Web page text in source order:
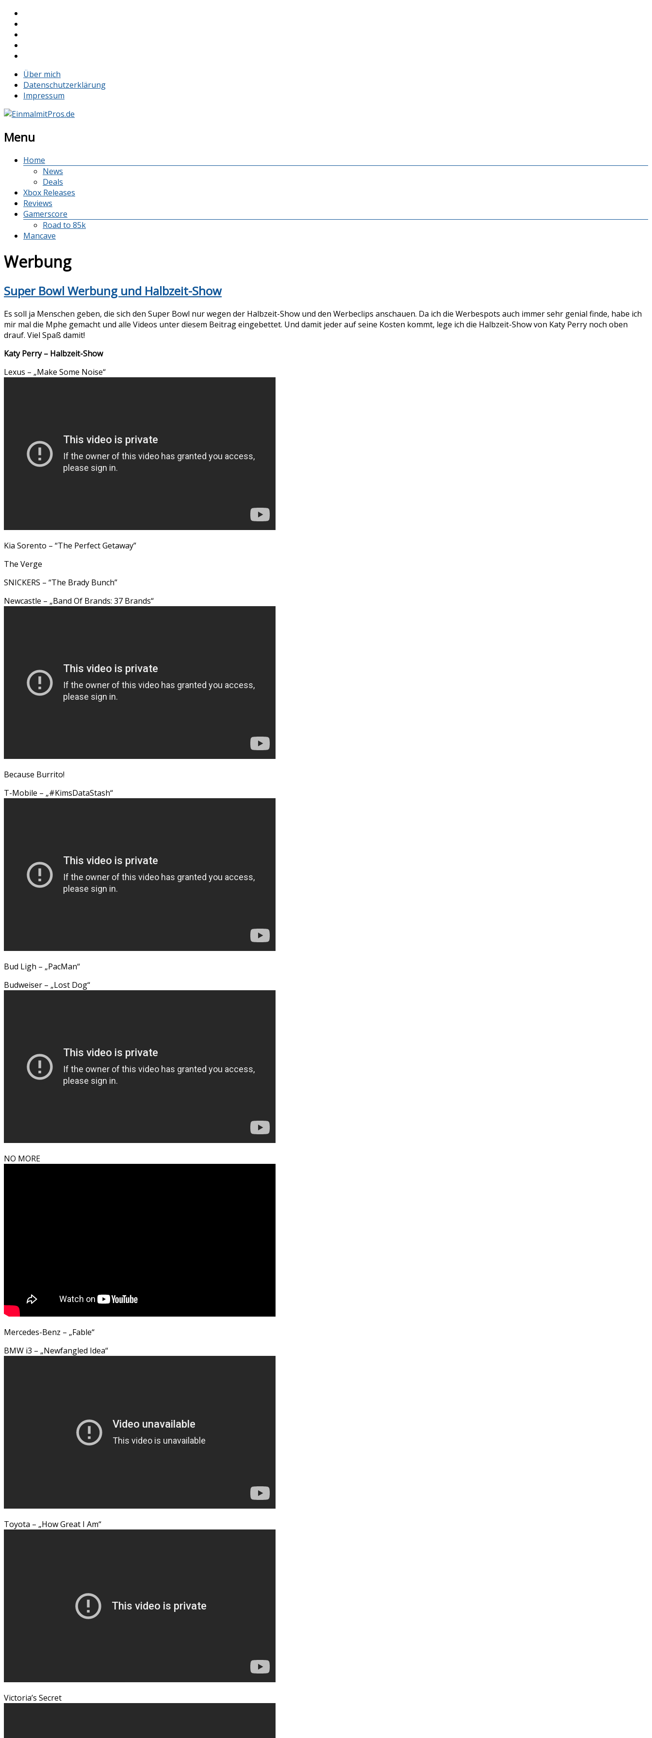
Über mich
Datenschutzerklärung
Impressum
Menu
Home
News
Deals
Xbox Releases
Reviews
Gamerscore
Road to 85k
Mancave
Werbung
Super Bowl Werbung und Halbzeit-Show
Es soll ja Menschen geben, die sich den Super Bowl nur wegen der Halbzeit-Show und den Werbeclips anschauen. Da ich die Werbespots auch immer sehr genial finde, habe ich
mir mal die Mphe gemacht und alle Videos unter diesem Beitrag eingebettet. Und damit jeder auf seine Kosten kommt, lege ich die Halbzeit-Show von Katy Perry noch oben
drauf. Viel Spaß damit!
Katy Perry – Halbzeit-Show
Lexus – „Make Some Noise“
Kia Sorento – “The Perfect Getaway”
The Verge
SNICKERS – “The Brady Bunch”
Newcastle – „Band Of Brands: 37 Brands“
Because Burrito!
T-Mobile – „#KimsDataStash“
Bud Ligh – „PacMan“
Budweiser – „Lost Dog“
NO MORE
Mercedes-Benz – „Fable“
BMW i3 – „Newfangled Idea“
Toyota – „How Great I Am“
Victoria’s Secret